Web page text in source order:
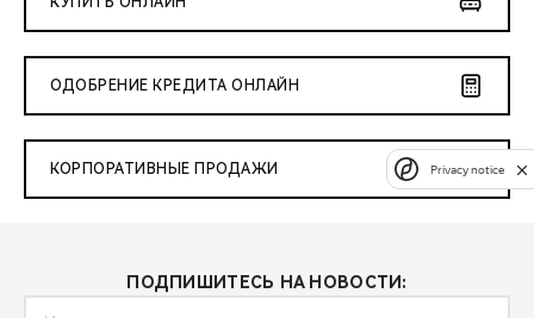
ОДОБРЕНИЕ КРЕДИТА ОНЛАЙН
КОРПОРАТИВНЫЕ ПРОДАЖИ
ПОДПИШИТЕСЬ НА НОВОСТИ:
Privacy notice